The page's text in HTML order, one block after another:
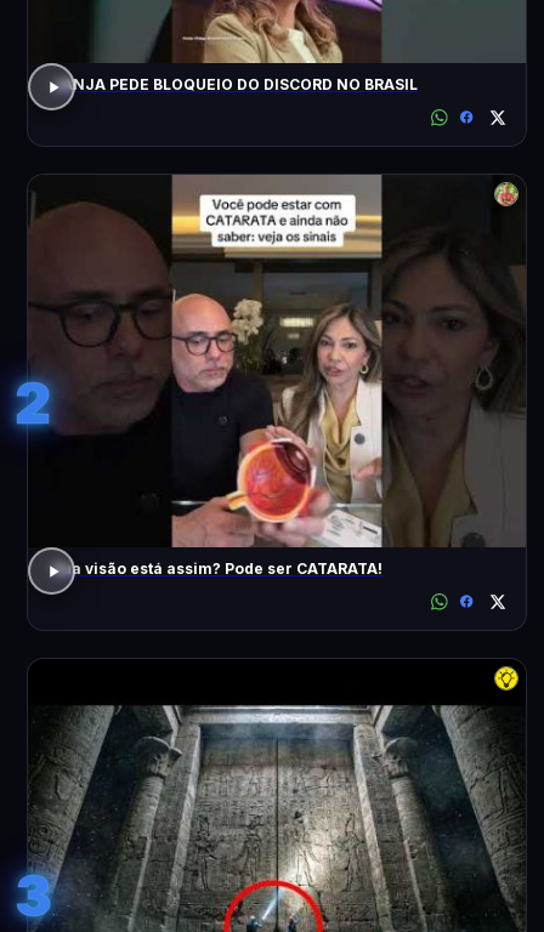
JANJA PEDE BLOQUEIO DO DISCORD NO BRASIL
2
Sua visão está assim? Pode ser CATARATA!
3